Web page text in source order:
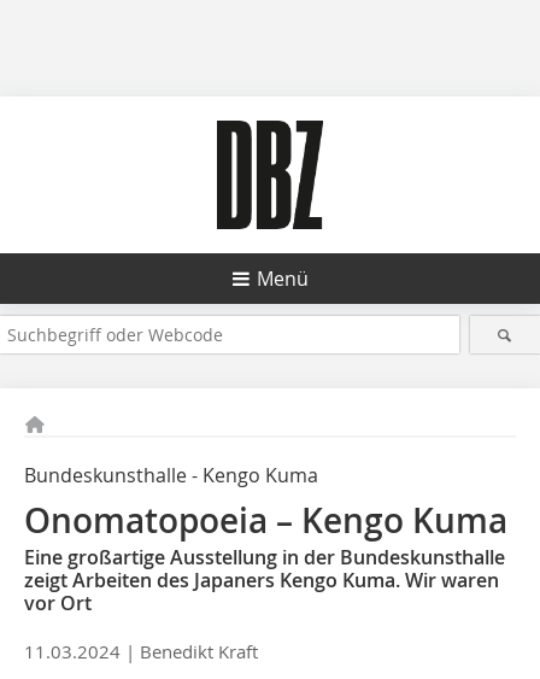
Menü
Bundeskunsthalle - Kengo Kuma
Onomatopoeia – Kengo Kuma
Eine großartige Ausstellung in der Bundeskunsthalle
zeigt Arbeiten des Japaners Kengo Kuma. Wir waren
vor Ort
11.03.2024 | Benedikt Kraft